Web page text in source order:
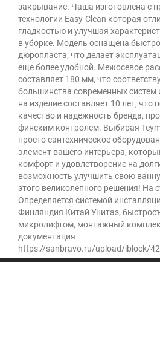
закрывание. Чаша изготовлена с
технологии Easy-Clean которая
гладкостью и улучшая
в уборке. Модель оснащена
дюропласта, что делает
еще более удобной. Межосевое
составляет 180 мм, что
большинства современных систем
на изделие составляет 10 лет, что
качество и надежность бренда,
финским контролем. Выбирая
просто сантехническое
элемент вашего интерьера,
комфорт и удовлетворение на
возможность улучшить свою
этого великолепного решения! На
Определяется системой
Финляндия Китай Унитаз,
микролифтом, монтажный
документация
https://sanbravo.ru/upload/iblock/